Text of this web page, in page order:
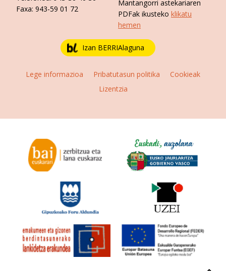
Faxa: 943-59 01 72
Mantangorri astekariaren
PDFak ikusteko klikatu
hemen
Izan BERRIAlaguna
Lege informazioa Pribatutasun politika
Cookieak
Lizentzia